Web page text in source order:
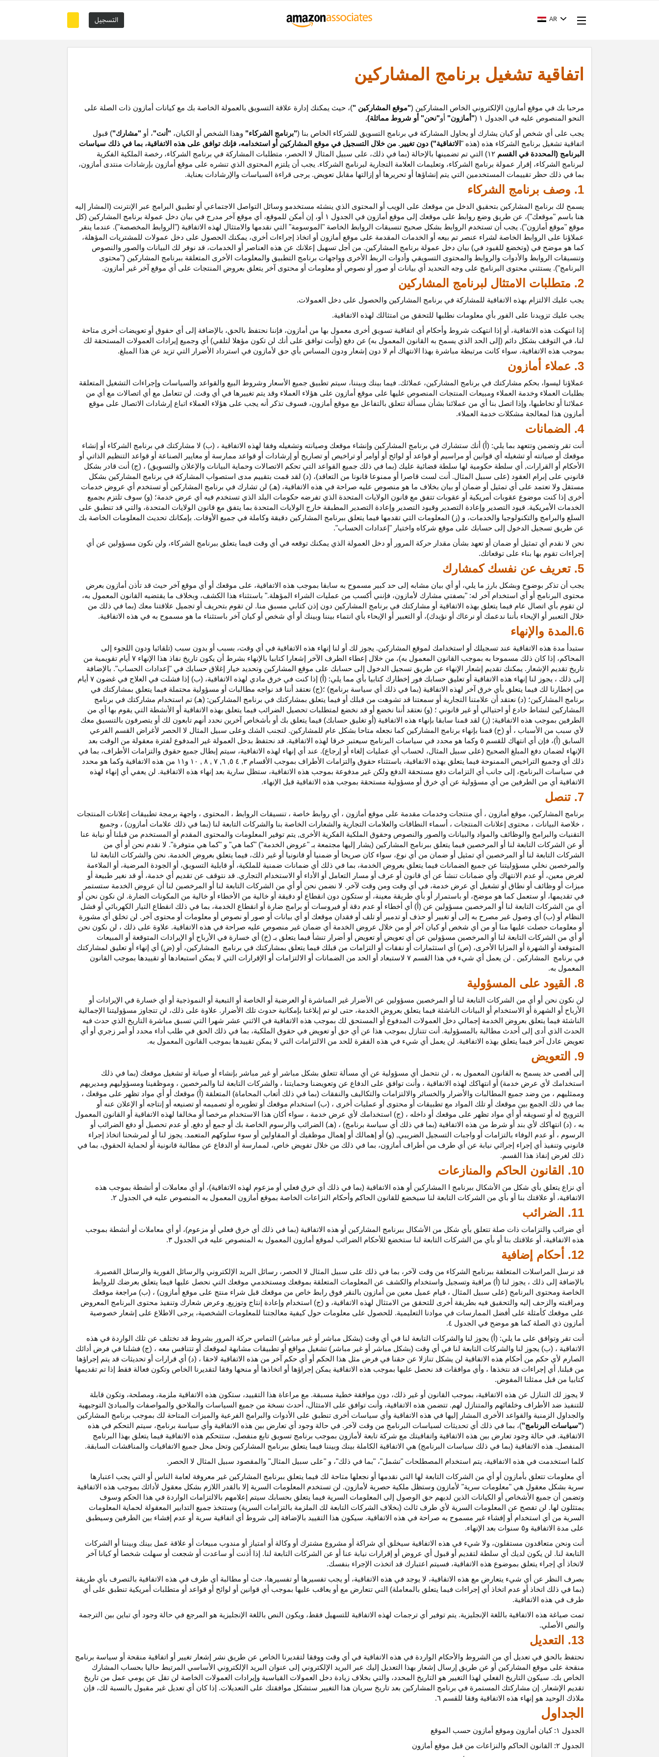
التسجيل AR
اتفاقية تشغيل برنامج المشاركين
مرحبا بك في موقع أمازون الإلكتروني الخاص المشاركين ("موقع المشاركين ")، حيث يمكنك إدارة علاقة التسويق بالعمولة الخاصة بك مع كيانات أمازون ذات الصلة على
النحو المنصوص عليه في الجدول ۱ ( "أمازون" أو"نحن" أو شروط مماثلة).
يجب على أي شخص أو كيان يشارك أو يحاول المشاركة في برنامج التسويق للشركاء الخاص بنا ("برنامج الشركاء" وهذا الشخص أو الكيان، "أنت"، أو "مشارك") قبول
اتفاقية تشغيل برنامج الشركاء هذه (هذه " الاتفاقية") دون تغيير. من خلال التسجيل في موقع المشاركين أو استخدامه، فإنك توافق على هذه الاتفاقية، بما في ذلك سياسات
البرنامج (المحددة في القسم ۱۲) التي تم تضمينها بالإحالة (بما في ذلك، على سبيل المثال لا الحصر، متطلبات المشاركة في برنامج الشركاء، رخصة الملكية الفكرية
لبرنامج الشركاء،
إقرار عمولة برنامج الشركاء، وتعليمات العلامة التجارية لبرنامج الشركاء. يجب أن يلتزم المحتوى الذي تنشره على موقع أمازون بإرشادات منتدى أمازون،
بما في ذلك حظر تقييمات المستخدمين التي يتم إنشاؤها أو تحريرها أو إزالتها مقابل تعويض. يرجى قراءة السياسات والإرشادات بعناية.
1. وصف برنامج الشركاء
يسمح لك برنامج المشاركين بتحقيق الدخل من موقعك على الويب أو المحتوى الذي ينشئه مستخدمو وسائل التواصل الاجتماعي أو تطبيق البرامج عبر الإنترنت (المشار إليه
هنا باسم "موقعك")، عن طريق وضع روابط على موقعك إلى موقع أمازون في الجدول ۱ أو، إن أمكن للموقع، أي موقع آخر مدرج في بيان دخل عمولة برنامج المشاركين (كل
موقع "موقع أمازون"). يجب أن تستخدم الروابط بشكل صحيح تنسيقات الروابط الخاصة "الموسومة" التي نقدمها والامتثال لهذه الاتفاقية ("الروابط المخصصة"). عندما ينقر
عملاؤنا على الروابط الخاصة لشراء عنصر تم بيعه أو الخدمات المقدمة على موقع أمازون أو اتخاذ إجراءات أخرى، يمكنك الحصول على دخل عمولات للمشتريات
المؤهلة،
كما هو موضح في (وتخضع للقيود في) بيان دخل عمولة برنامج المشاركين. من أجل تسهيل إعلانك عن هذه العناصر أو
الخدمات، قد نوفر لك البيانات والصور والنصوص
وتنسيقات الروابط والأدوات والروابط والمحتوى التسويقي وأدوات الربط الأخرى وواجهات برنامج التطبيق والمعلومات الأخرى المتعلقة ببرنامج المشاركين ("محتوى
البرنامج"). يستثني محتوى البرنامج على وجه التحديد أي بيانات أو صور أو نصوص أو معلومات أو محتوى آخر يتعلق بعروض المنتجات على أي موقع آخر غير أمازون.
2. متطلبات الامتثال لبرنامج المشاركين
يجب عليك الالتزام بهذه الاتفاقية للمشاركة في برنامج المشاركين والحصول على دخل العمولات.
يجب عليك تزويدنا على الفور بأي معلومات نطلبها للتحقق من امتثالك لهذه الاتفاقية.
إذا انتهكت هذه
الاتفاقية، أو إذا انتهكت شروط وأحكام أي اتفاقية تسويق أخرى معمول بها من أمازون، فإننا نحتفظ بالحق، بالإضافة إلى أي حقوق أو تعويضات أخرى متاحة
لنا، في التوقف بشكل دائم (إلى الحد الذي يسمح به القانون المعمول به) عن دفع (وأنت توافق على أنك لن تكون مؤهلا لتلقي) أي وجميع إيرادات العمولات المستحقة لك
بموجب هذه
الاتفاقية، سواء كانت مرتبطة مباشرة بهذا الانتهاك أم لا دون إشعار ودون المساس بأي حق لأمازون في استرداد الأضرار التي تزيد عن هذا المبلغ.
3. عملاء أمازون
عملاؤنا ليسوا، بحكم مشاركتك في برنامج المشاركين، عملائك. فيما بينك وبيننا، سيتم تطبيق جميع الأسعار وشروط البيع والقواعد والسياسات وإجراءات التشغيل المتعلقة
بطلبات العملاء وخدمة العملاء ومبيعات المنتجات المنصوص عليها على موقع أمازون على هؤلاء العملاء وقد يتم تغييرها في أي وقت. لن تتعامل مع أي اتصالات مع أي من
عملائنا أو تخاطبها، وإذا اتصل بنا أي من عملائنا بشأن مسألة تتعلق بالتفاعل مع موقع أمازون، فسوف تذكر أنه يجب على هؤلاء العملاء اتباع إرشادات الاتصال على موقع
أمازون هذا لمعالجة مشكلات خدمة العملاء.
4. الضمانات
أنت تقر وتضمن وتتعهد بما يلي: (أ) أنك ستشارك في برنامج المشاركين وإنشاء موقعك وصيانته وتشغيله وفقا لهذه الاتفاقية ، (ب) لا مشاركتك في برنامج الشركاء أو إنشاء
موقعك أو صيانته أو تشغيله أي قوانين أو مراسيم أو قواعد أو لوائح أو أوامر أو تراخيص أو تصاريح أو إرشادات أو قواعد ممارسة أو معايير الصناعة أو قواعد التنظيم الذاتي أو
الأحكام أو القرارات, أي سلطة حكومية لها سلطة قضائية عليك (بما في ذلك جميع القواعد التي تحكم الاتصالات وحماية البيانات والإعلان والتسويق) ، (ج) أنت قادر بشكل
قانوني على إبرام العقود (على سبيل المثال. أنت لست قاصرا أو ممنوعا قانونا من التعاقد)، (د) لقد قمت بتقييم مدى استصواب
المشاركة في برنامج المشاركين بشكل
مستقل ولا تعتمد على أي تمثيل أو ضمان أو بيان بخلاف ما هو منصوص عليه صراحة في هذه الاتفاقية، (هـ) لن تشارك في برنامج المشاركين أو تستخدم أي عروض خدمات
أخرى إذا كنت موضوع عقوبات أمريكية أو عقوبات تتفق مع قانون الولايات المتحدة الذي تفرضه حكومات البلد الذي تستخدم فيه أي عرض خدمة؛ (و) سوف تلتزم بجميع
الخدمات الأمريكية. قيود التصدير وإعادة التصدير وقيود التصدير وإعادة التصدير المطبقة خارج الولايات المتحدة بما يتفق مع قانون الولايات المتحدة، والتي قد تنطبق على
السلع والبرامج والتكنولوجيا والخدمات، و (ز) المعلومات التي تقدمها فيما يتعلق ببرنامج المشاركين دقيقة وكاملة في جميع الأوقات. بإمكانك تحديث المعلومات الخاصة بك
عن طريق تسجيل الدخول إلى حسابك على موقع شركاه واختيار "إعدادات الحساب".
نحن لا نقدم أي تمثيل أو ضمان أو تعهد بشأن مقدار حركة المرور أو دخل العمولة الذي يمكنك توقعه في أي وقت فيما يتعلق ببرنامج الشركاء، ولن نكون مسؤولين عن أي
إجراءات تقوم بها بناء على توقعاتك.
5. تعريف عن نفسك كمشارك
يجب أن تذكر بوضوح وبشكل بارز ما يلي، أو أي بيان مشابه إلى حد كبير مسموح به سابقا بموجب هذه الاتفاقية، على موقعك أو أي موقع آخر حيث قد تأذن أمازون بعرض
محتوى البرنامج أو أي استخدام آخر له: "بصفتي مشارك لأمازون، فإنني أكسب من عمليات الشراء المؤهلة." باستثناء هذا الكشف، وبخلاف ما يقتضيه القانون المعمول به،
لن تقوم بأي اتصال عام فيما يتعلق بهذه الاتفاقية أو مشاركتك في برنامج المشاركين دون إذن كتابي مسبق منا. لن تقوم بتحريف أو تجميل علاقتنا معك (بما في ذلك من
خلال التعبير أو الإيحاء بأننا ندعمك أو نرعاك أو نؤيدك)، أو التعبير أو الإيحاء بأي انتماء بيننا وبينك أو أي شخص أو كيان آخر باستثناء ما هو مسموح به في هذه الاتفاقية.
6.المدة والإنهاء
ستبدأ مدة هذه الاتفاقية عند تسجيلك أو استخدامك لموقع المشاركين. يجوز لك أو لنا إنهاء هذه الاتفاقية في أي وقت، بسبب أو بدون سبب (تلقائيا ودون اللجوء إلى
المحاكم، إذا كان ذلك مسموحا به بموجب القانون المعمول به)، من خلال إعطاء الطرف الآخر إشعارا كتابيا بالإنهاء بشرط أن يكون تاريخ نفاذ هذا الإنهاء ۷ أيام تقويمية من
تاريخ تقديم الإشعار. يمكنك تقديم إشعار الإنهاء عن طريق تسجيل الدخول إلى حسابك على موقع المشاركين وتحديد خيار إغلاق حسابك في "إعدادات الحساب". بالإضافة
إلى ذلك ، يجوز لنا إنهاء هذه الاتفاقية أو تعليق حسابك فور إخطارك كتابيا بأي مما يلي: (أ) إذا كنت في خرق مادي لهذه الاتفاقية، (ب) إذا فشلت في العلاج في غضون ۷ أيام
من إخطارنا لك فيما يتعلق بأي خرق آخر لهذه الاتفاقية (بما في ذلك أي سياسة برنامج) ؛(ج) نعتقد أننا قد نواجه مطالبات أو مسؤولية محتملة فيما يتعلق بمشاركتك في
برنامج المشاركين؛ (د) نعتقد أن علامتنا التجارية أو سمعتنا قد تشوهت من قبلك أو فيما يتعلق بمشاركتك في برنامج المشاركين; (هـ) تم استخدام مشاركتك في برنامج
المشاركين لنشاط خادع أو احتيالي أو غير قانوني ؛ (و) نعتقد أننا نخضع أو قد نخضع لمتطلبات تحصيل الضرائب فيما يتعلق بهذه الاتفاقية أو الأنشطة التي يقوم بها أي من
الطرفين بموجب هذه الاتفاقية; (ز) لقد قمنا سابقا بإنهاء هذه الاتفاقية (أو تغليق حسابك) فيما يتعلق بك أو بأشخاص آخرين نحدد أنهم تابعون لك أو يتصرفون بالتنسيق معك
لأي سبب من الأسباب ، أو (ح) قمنا بإنهاء برنامج المشاركين كما نجعله متاحا بشكل عام للمشاركين. لتجنب الشك وعلى سبيل المثال لا الحصر لأغراض القسم الفرعي
السابق (أ)، فإن أي انتهاك للقسم ٥ وكما هو محدد في سياسات البرنامج سيعتبر خرقا لهذه الاتفاقية. قد نحتفظ بدخل العمولة غير المدفوع لفترة معقولة من الوقت بعد
الإنهاء لضمان دفع المبلغ الصحيح (على سبيل المثال، لحساب أي عمليات إلغاء أو إرجاع). عند أي إنهاء لهذه
الاتفاقية، سيتم إبطال جميع حقوق والتزامات الأطراف، بما في
ذلك أي وجميع التراخيص الممنوحة فيما يتعلق بهذه
الاتفاقية، باستثناء حقوق والتزامات الأطراف بموجب الأقسام ۳, ٤ ٥, ٦, ۷ , ۸ , ۱۰ و۱۱ من هذه الاتفاقية وكما هو محدد
في سياسات البرنامج، إلى جانب أي التزامات دفع مستحقة
الدفع ولكن غير مدفوعة بموجب هذه الاتفاقية، ستظل سارية بعد إنهاء هذه الاتفاقية. لن يعفي أي إنهاء لهذه
الاتفاقية أي من الطرفين من أي مسؤولية عن أي خرق أو مسؤولية مستحقة بموجب هذه الاتفاقية قبل الإنهاء.
7. تنصل
برنامج المشاركين، موقع أمازون ، أي منتجات وخدمات مقدمة على موقع أمازون ، أي روابط خاصة ، تنسيقات الروابط ، المحتوى ، واجهة برمجة تطبيقات إعلانات المنتجات
، خلاصة البيانات ، محتوى إعلانات المنتجات ، أسماء النطاقات والعلامات التجارية والشعارات الخاصة بنا والشركات التابعة لنا (بما في ذلك علامات أمازون) ، وجميع
التقنيات والبرامج والوظائف والمواد والبيانات والصور والنصوص وحقوق الملكية الفكرية الأخرى, يتم توفير المعلومات والمحتوى المقدم أو المستخدم من قبلنا أو نيابة عنا
أو عن الشركات التابعة لنا أو المرخصين فيما يتعلق ببرنامج المشاركين (يشار إليها مجتمعة بـ "عروض الخدمة") "كما هي" و "كما هي متوفرة". لا نقدم نحن أو أي من
الشركات التابعة لنا أو المرخصين أي تمثيل أو ضمان من أي نوع، سواء كان صريحا أو ضمنيا أو قانونيا أو غير ذلك، فيما يتعلق بعروض الخدمة. نحن والشركات التابعة لنا
والمرخصين نخلي مسؤوليتنا عن جميع الضمانات فيما يتعلق بعروض الخدمة، بما في ذلك أي ضمانات ضمنية للملكية، أو قابلية التسويق، أو الجودة المرضية، أو الملاءمة
لغرض معين، أو عدم الانتهاك وأي ضمانات تنشأ عن أي قانون أو عرف أو مسار التعامل أو الأداء أو الاستخدام التجاري. قد نتوقف عن تقديم أي خدمة، أو قد نغير طبيعة أو
ميزات أو وظائف أو نطاق أو تشغيل أي عرض خدمة، في أي وقت ومن وقت لآخر. لا نضمن نحن أو أي من الشركات التابعة لنا أو المرخصين لنا أن عروض الخدمة ستستمر
في تقديمها، أو ستعمل كما هو موضح، أو باستمرار أو بأي طريقة معينة، أو ستكون دون انقطاع أو دقيقة أو خالية من الأخطاء أو خالية من المكونات الضارة. لن نكون نحن أو
أي من الشركات التابعة لنا أو المرخصين مسؤولين عن (أ) أي أخطاء أو عدم دقة أو فيروسات أو برامج ضارة أو انقطاع الخدمة، بما في ذلك انقطاع
التيار الكهربائي أو فشل
النظام أو (ب) أي وصول غير مصرح به إلى أو تغيير أو حذف أو تدمير أو تلف أو فقدان موقعك أو أي بيانات أو صور أو نصوص أو معلومات أو محتوى آخر. لن تخلق أي مشورة
أو معلومات حصلت عليها منا أو من أي شخص أو كيان آخر أو من خلال عروض الخدمة أي ضمان غير منصوص عليه صراحة في هذه الاتفاقية. علاوة على ذلك ، لن نكون نحن
أو أي من الشركات التابعة لنا أو المرخصين مسؤولين عن أي تعويض أو تعويض أو أضرار تنشأ فيما يتعلق بـ (خ) أي خسارة في
الأرباح أو الإيرادات المتوقعة أو المبيعات
المتوقعة أو الشهرة أو المزايا
الأخرى، (ص) أي استثمارات أو نفقات أو التزامات من قبلك فيما يتعلق بمشاركتك في برنامج المشاركين، أو (ض) أي إنهاء أو تعليق لمشاركتك
في برنامج المشاركين . لن يعمل أي شيء في هذا القسم ۷ لاستبعاد أو الحد من الضمانات أو الالتزامات أو الإقرارات التي لا يمكن استبعادها أو تقييدها بموجب القانون
المعمول به.
8. القيود على المسؤولية
لن نكون نحن أو أي من الشركات التابعة لنا أو المرخصين مسؤولين عن الأضرار غير المباشرة أو العرضية أو الخاصة أو التبعية أو النموذجية أو أي خسارة في الإيرادات أو
الأرباح أو الشهرة أو الاستخدام أو البيانات الناشئة فيما يتعلق بعروض الخدمة، حتى لو تم إبلاغنا بإمكانية حدوث تلك الأضرار. علاوة على ذلك، لن تتجاوز مسؤوليتنا الإجمالية
الناشئة فيما يتعلق بعروض الخدمة إجمالي دخل العمولات المدفوع أو المستحق لك بموجب هذه الاتفاقية في الاثني عشر شهرا التي تسبق مباشرة التاريخ الذي حدث فيه
الحدث الذي أدى إلى أحدث مطالبة بالمسؤولية. أنت تتنازل بموجب هذا عن أي حق أو تعويض في حقوق الملكية، بما في ذلك الحق في طلب أداء محدد أو أمر زجري أو أي
تعويض عادل آخر فيما يتعلق بهذه الاتفاقية. لن يعمل أي شيء في هذه الفقرة للحد من الالتزامات التي لا يمكن تقييدها بموجب القانون المعمول به.
9. التعويض
إلى أقصى حد يسمح به القانون المعمول به ، لن نتحمل أي مسؤولية عن أي مسألة تتعلق بشكل مباشر أو غير مباشر بإنشاء أو صيانة أو تشغيل موقعك (بما في ذلك
استخدامك لأي عرض خدمة) أو انتهاكك لهذه الاتفاقية ، وأنت توافق على الدفاع عن وتعويضنا وحمايتنا ، والشركات التابعة لنا والمرخصين ، وموظفينا ومسؤوليهم ومديريهم
وممثليهم ، من وضد جميع المطالبات والأضرار والخسائر والالتزامات والتكاليف والنفقات (بما في ذلك أتعاب المحاماة) المتعلقة (أ) موقعك أو أي مواد تظهر على موقعك ،
بما في ذلك الجمع بين موقعك أو تلك المواد مع تطبيقات أو محتوى أو عمليات أخرى ، (ب) استخدام موقعك أو تطويره أو تصميمه أو تصنيعه أو إنتاجه أو الإعلان عنه أو
الترويج له أو تسويقه أو أي مواد تظهر على موقعك أو داخله ، (ج) استخدامك لأي عرض خدمة ، سواء أكان هذا الاستخدام مرخصا أو مخالفا لهذه الاتفاقية أو القانون المعمول
به ، (د) انتهاكك لأي بند أو شرط من هذه الاتفاقية (بما في ذلك أي سياسة برنامج) ، (هـ) الضرائب والرسوم الخاصة بك أو جمع أو دفع, أو عدم تحصيل أو دفع الضرائب أو
الرسوم ، أو عدم الوفاء بالتزامات أو واجبات التسجيل الضريبي, (و) أو إهمالك أو إهمال موظفيك أو المقاولين أو سوء سلوكهم المتعمد. يجوز لنا أو لمرشحنا اتخاذ إجراء
قانوني وتنفيذ أي إجراء إجرائي نيابة عن أي طرف من أطراف أمازون، بما في ذلك من خلال تفويض خاص، لممارسة أو الدفاع عن مطالبة قانونية أو لحماية الحقوق، بما في
ذلك لغرض إنفاذ هذا القسم.
10. القانون الحاكم والمنازعات
أي نزاع يتعلق بأي شكل من الأشكال ببرنامج ا المشاركين أو هذه الاتفاقية (بما في ذلك أي خرق فعلي أو مزعوم لهذه الاتفاقية)، أو أي معاملات أو أنشطة بموجب هذه
الاتفاقية، أو علاقتك بنا أو بأي من الشركات التابعة لنا سيخضع للقانون الحاكم وأحكام النزاعات الخاصة بموقع أمازون المعمول به المنصوص عليه في الجدول ۲.
11. الضرائب
أي ضرائب والتزامات ذات صلة تتعلق بأي شكل من الأشكال ببرنامج المشاركين أو هذه الاتفاقية (بما في ذلك أي خرق فعلي أو مزعوم)، أو أي معاملات أو أنشطة بموجب
هذه الاتفاقية، أو علاقتك بنا أو بأي من الشركات التابعة لنا ستخضع للأحكام الضرائب لموقع أمازون المعمول به المنصوص عليه في الجدول ۳.
12. أحكام إضافية
قد نرسل المراسلات المتعلقة ببرنامج الشركاء من وقت لآخر، بما في ذلك على سبيل المثال لا الحصر، رسائل البريد الإلكتروني والرسائل الفورية والرسائل القصيرة.
بالإضافة إلى ذلك ، يجوز لنا (أ) مراقبة وتسجيل واستخدام والكشف عن المعلومات المتعلقة بموقعك ومستخدمي موقعك التي نحصل عليها فيما يتعلق بعرضك للروابط
الخاصة ومحتوى البرنامج (على سبيل المثال ، قيام عميل معين من أمازون بالنقر فوق رابط خاص من موقعك قبل شراء منتج على موقع أمازون) ، (ب) مراجعة موقعك
ومراقبته والزحف إليه والتحقيق فيه بطريقة أخرى للتحقق من الامتثال لهذه الاتفاقية، و (ج) استخدام وإعادة إنتاج وتوزيع, وعرض شعارك وتنفيذ محتوى البرنامج المعروض
على موقعك كأمثلة على أفضل الممارسات في موادنا التعليمية. للحصول على معلومات حول كيفية معالجتنا للمعلومات الشخصية، يرجى الاطلاع على إشعار خصوصية
أمازون ذي الصلة كما هو موضح في الجدول ٤.
أنت تقر وتوافق على ما يلي: (أ) يجوز لنا والشركات التابعة لنا في أي وقت (بشكل مباشر أو غير مباشر) التماس حركة المرور بشروط قد تختلف عن تلك الواردة في هذه
الاتفاقية ، (ب) يجوز لنا والشركات التابعة لنا في أي وقت (بشكل مباشر أو غير مباشر) تشغيل مواقع أو تطبيقات مشابهة لموقعك أو تتنافس معه ، (ج) فشلنا في فرض أدائك
الصارم لأي حكم من أحكام هذه الاتفاقية لن يشكل تنازلا عن حقنا في فرض مثل هذا الحكم أو أي حكم آخر من هذه الاتفاقية لاحقا ، (د) أي قرارات أو تحديثات قد يتم إجراؤها
من قبلنا, أي إجراءات قد نتخذها ، وأي موافقات قد نحصل عليها بموجب هذه الاتفاقية يمكن إجراؤها أو اتخاذها أو منحها وفقا لتقديرنا الخاص وتكون فعالة فقط إذا تم تقديمها
كتابيا من قبل ممثلنا المفوض.
لا يجوز لك التنازل عن هذه الاتفاقية، بموجب القانون أو غير ذلك، دون موافقة خطية مسبقة. مع مراعاة هذا التقييد، ستكون هذه الاتفاقية ملزمة، ومصلحة، وتكون قابلة
للتنفيذ ضد الأطراف وخلفائهم والمتنازل لهم. تتضمن هذه الاتفاقية، وأنت توافق على الامتثال، أحدث نسخة من جميع السياسات والملاحق والمواصفات والمبادئ التوجيهية
والجداول الزمنية والقواعد الأخرى المشار إليها في هذه الاتفاقية وأي سياسات أخرى تنطبق على الأدوات والبرامج الفرعية والميزات المتاحة لك بموجب برنامج المشاركين
("سياسات البرنامج")، بما في ذلك أي تحديثات لسياسات البرنامج من وقت لآخر. في حالة وجود أي تعارض بين هذه الاتفاقية وأي سياسة برنامج، سيتم التحكم في هذه
الاتفاقية. في حالة وجود تعارض بين هذه الاتفاقية واتفاقيتك مع شركة تابعة لأمازون بموجب برنامج تسويق تابع منفصل، ستتحكم هذه الاتفاقية فيما يتعلق بهذا البرنامج
المنفصل. هذه الاتفاقية (بما في ذلك سياسات البرنامج) هي الاتفاقية الكاملة بينك وبيننا فيما يتعلق ببرنامج المشاركين وتحل محل جميع الاتفاقيات والمناقشات السابقة.
كلما استخدمت في هذه الاتفاقية، يتم استخدام المصطلحات "تشمل"، "بما في ذلك"، و "على سبيل المثال" والمقصود سبيل المثال لا الحصر.
أي معلومات تتعلق بأمازون أو أي من الشركات التابعة لها التي نقدمها أو نجعلها متاحة لك فيما يتعلق ببرنامج المشاركين غير معروفة لعامة الناس أو التي يجب اعتبارها
سرية بشكل معقول هي "معلومات سرية" لأمازون وستظل ملكية حصرية لأمازون. لن تستخدم المعلومات السرية إلا بالقدر اللازم بشكل معقول لأدائك بموجب هذه الاتفاقية
وتضمن أن جميع الأشخاص أو الكيانات الذين لديهم حق الوصول إلى المعلومات السرية فيما يتعلق بحسابك سيتم إعلامهم بالالتزامات الواردة في هذا الحكم وسوف
يمتثلون لها. لن تفصح عن المعلومات السرية لأي طرف ثالث (بخلاف الشركات التابعة لك الملزمة بالتزامات السرية) وستتخذ جميع التدابير المعقولة لحماية المعلومات
السرية من أي استخدام أو إفشاء غير مسموح به صراحة في هذه الاتفاقية. سيكون هذا التقييد بالإضافة إلى شروط أي اتفاقية سرية أو عدم إفشاء بين الطرفين وسيطبق
على مدة الاتفاقية و٥ سنوات بعد الإنهاء.
أنت ونحن متعاقدون مستقلون، ولا شيء في هذه الاتفاقية سيخلق أي شراكة أو مشروع مشترك أو وكالة أو امتياز أو مندوب مبيعات أو علاقة عمل بينك وبيننا أو الشركات
التابعة لنا. لن يكون لديك أي سلطة لتقديم أو قبول أي عروض أو إقرارات نيابة عنا أو عن الشركات التابعة لنا. إذا أذنت أو ساعدت أو شجعت أو سهلت شخصا أو كيانا آخر
لاتخاذ أي إجراء يتعلق بموضوع هذه
الاتفاقية، فسيتم اعتبارك قد اتخذت الإجراء بنفسك.
بصرف النظر عن أي شيء يتعارض مع هذه
الاتفاقية، لا يوجد في هذه الاتفاقية، أو يجب تفسيرها أو تفسيرها، حث أو مطالبة أي طرف في هذه الاتفاقية بالتصرف بأي طريقة
(بما في ذلك اتخاذ أو عدم اتخاذ أي إجراءات فيما يتعلق بالمعاملة) التي تتعارض مع أو يعاقب عليها بموجب أي قوانين أو لوائح أو قواعد أو متطلبات أمريكية تنطبق على أي
طرف في هذه الاتفاقية.
تمت صياغة هذه الاتفاقية باللغة الإنجليزية. يتم توفير أي ترجمات لهذه الاتفاقية للتسهيل فقط، ويكون النص باللغة الإنجليزية هو المرجع في حالة وجود أي تباين بين
الترجمة
والنص
الأصلي.
13. التعديل
نحتفظ بالحق في تعديل أي من الشروط والأحكام الواردة في هذه الاتفاقية في أي وقت ووفقا لتقديرنا الخاص عن طريق نشر إشعار تغيير أو اتفاقية منقحة أو سياسة برنامج
منقحة على موقع المشاركين أو عن طريق إرسال إشعار بهذا التعديل إليك عبر البريد الإلكتروني إلى عنوان البريد الإلكتروني الأساسي المرتبط حاليا بحساب المشارك
الخاص بك. سيكون التاريخ الفعلي لهذا التغيير هو التاريخ
المحدد، والتي بخلاف زيادة دخل العمولات القياسية وإيرادات العمولات الخاصة لن تقل عن يومي عمل من تاريخ
تقديم الإشعار. إن مشاركتك المستمرة في برنامج المشاركين بعد تاريخ سريان هذا التغيير ستشكل موافقتك على التعديلات. إذا كان أي تعديل غير مقبول بالنسبة لك، فإن
ملاذك الوحيد هو إنهاء هذه الاتفاقية وفقا للقسم ٦.
الجداول
الجدول ۱:
كيان أمازون وموقع أمازون حسب الموقع
الجدول ۲: القانون الحاكم والنزاعات من قبل موقع أمازون